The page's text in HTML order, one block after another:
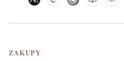
Linki w stopce
ZAKUPY